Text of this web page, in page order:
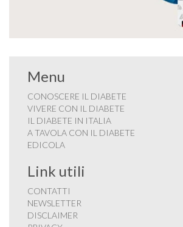
Menu
CONOSCERE IL DIABETE
VIVERE CON IL DIABETE
IL DIABETE IN ITALIA
A TAVOLA CON IL DIABETE
EDICOLA
Link utili
CONTATTI
NEWSLETTER
DISCLAIMER